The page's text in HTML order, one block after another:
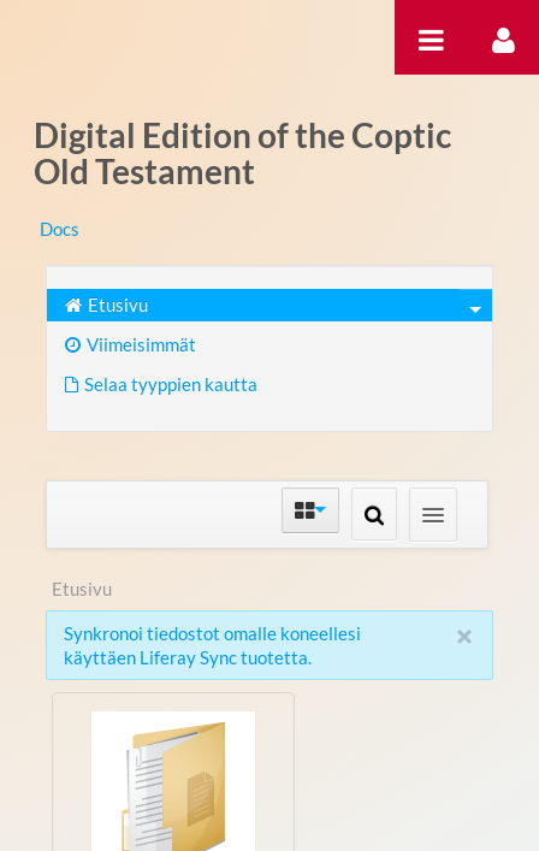
Digital Edition of the Coptic
Old Testament
Docs
Etusivu
Viimeisimmät
Selaa tyyppien kautta
Etusivu
×
Synkronoi tiedostot omalle koneellesi
käyttäen Liferay Sync tuotetta.